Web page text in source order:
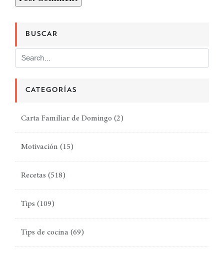
BUSCAR
CATEGORÍAS
Carta Familiar de Domingo (2)
Motivación (15)
Recetas (518)
Tips (109)
Tips de cocina (69)